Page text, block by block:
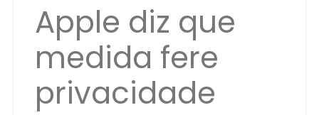
Apple diz que
medida fere
privacidade